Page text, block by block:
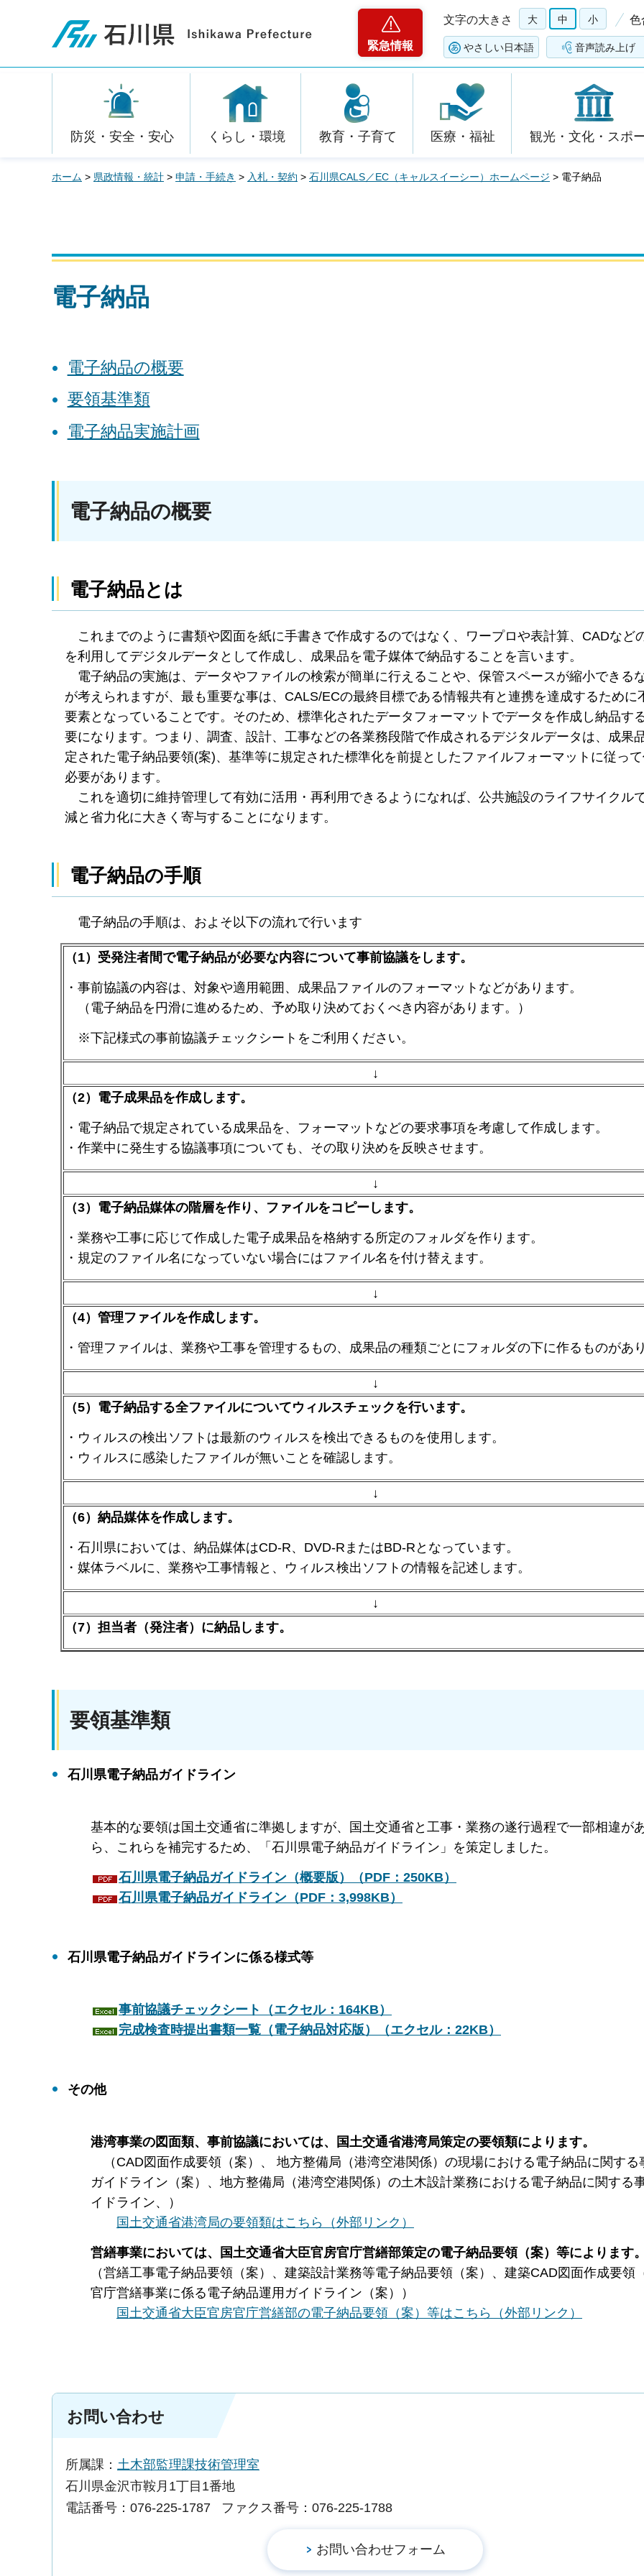
石川県
緊急情報
文字の大きさ 大 中 小 色
やさしい日本語 音声読み上げ
防災・安全・安心 くらし・環境 教育・子育て 医療・福祉 観光・文化・スポ
ホーム > 県政情報・統計 > 申請・手続き > 入札・契約 > 石川県CALS／EC（キャルスイーシー）ホームページ > 電子納品
電子納品
電子納品の概要
要領基準類
電子納品実施計画
電子納品の概要
電子納品とは
これまでのように書類や図面を紙に手書きで作成するのではなく、ワープロや表計算、CADなど
を利用してデジタルデータとして作成し、成果品を電子媒体で納品することを言います。
電子納品の実施は、データやファイルの検索が簡単に行えることや、保管スペースが縮小できる
が考えられますが、最も重要な事は、CALS/ECの最終目標である情報共有と連携を達成するために
要素となっていることです。そのため、標準化されたデータフォーマットでデータを作成し納品す
要になります。つまり、調査、設計、工事などの各業務段階で作成されるデジタルデータは、成果
定された電子納品要領(案)、基準等に規定された標準化を前提としたファイルフォーマットに従っ
必要があります。
これを適切に維持管理して有効に活用・再利用できるようになれば、公共施設のライフサイクル
減と省力化に大きく寄与することになります。
電子納品の手順
電子納品の手順は、およそ以下の流れで行います
（1）受発注者間で電子納品が必要な内容について事前協議をします。
・事前協議の内容は、対象や適用範囲、成果品ファイルのフォーマットなどがあります。
（電子納品を円滑に進めるため、予め取り決めておくべき内容があります。）
※下記様式の事前協議チェックシートをご利用ください。
↓
（2）電子成果品を作成します。
・電子納品で規定されている成果品を、フォーマットなどの要求事項を考慮して作成します。
・作業中に発生する協議事項についても、その取り決めを反映させます。
↓
（3）電子納品媒体の階層を作り、ファイルをコピーします。
・業務や工事に応じて作成した電子成果品を格納する所定のフォルダを作ります。
・規定のファイル名になっていない場合にはファイル名を付け替えます。
↓
（4）管理ファイルを作成します。
・管理ファイルは、業務や工事を管理するもの、成果品の種類ごとにフォルダの下に作るものがあ
↓
（5）電子納品する全ファイルについてウィルスチェックを行います。
・ウィルスの検出ソフトは最新のウィルスを検出できるものを使用します。
・ウィルスに感染したファイルが無いことを確認します。
↓
（6）納品媒体を作成します。
・石川県においては、納品媒体はCD-R、DVD-RまたはBD-Rとなっています。
・媒体ラベルに、業務や工事情報と、ウィルス検出ソフトの情報を記述します。
↓
（7）担当者（発注者）に納品します。
要領基準類
石川県電子納品ガイドライン
基本的な要領は国土交通省に準拠しますが、国土交通省と工事・業務の遂行過程で一部相違が
ら、これらを補完するため、「石川県電子納品ガイドライン」を策定しました。
石川県電子納品ガイドライン（概要版）（PDF：250KB）
石川県電子納品ガイドライン（PDF：3,998KB）
石川県電子納品ガイドラインに係る様式等
事前協議チェックシート（エクセル：164KB）
完成検査時提出書類一覧（電子納品対応版）（エクセル：22KB）
その他
港湾事業の図面類、事前協議においては、国土交通省港湾局策定の要領類によります。
（CAD図面作成要領（案）、 地方整備局（港湾空港関係）の現場における電子納品に関する
ガイドライン（案）、地方整備局（港湾空港関係）の土木設計業務における電子納品に関する
イドライン、）
国土交通省港湾局の要領類はこちら（外部リンク）
営繕事業においては、国土交通省大臣官房官庁営繕部策定の電子納品要領（案）等によります
（営繕工事電子納品要領（案）、建築設計業務等電子納品要領（案）、建築CAD図面作成要領
官庁営繕事業に係る電子納品運用ガイドライン（案））
国土交通省大臣官房官庁営繕部の電子納品要領（案）等はこちら（外部リンク）
お問い合わせ
所属課： 土木部監理課技術管理室
石川県金沢市鞍月1丁目1番地
電話番号：076-225-1787
ファクス番号：076-225-1788